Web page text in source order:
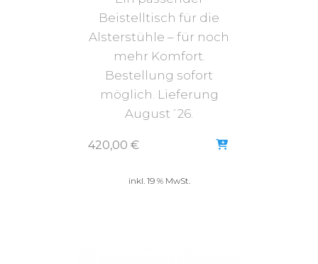
Beistelltisch für die
Alsterstühle – für noch
mehr Komfort.
Bestellung sofort
möglich. Lieferung
August´26.
420,00 €
inkl. 19 % MwSt.